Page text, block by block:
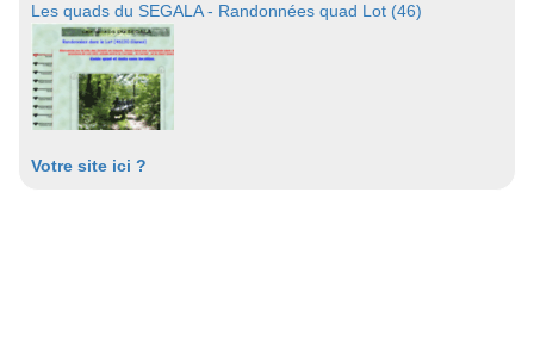
Les quads du SEGALA - Randonnées quad Lot (46)
Votre site ici ?